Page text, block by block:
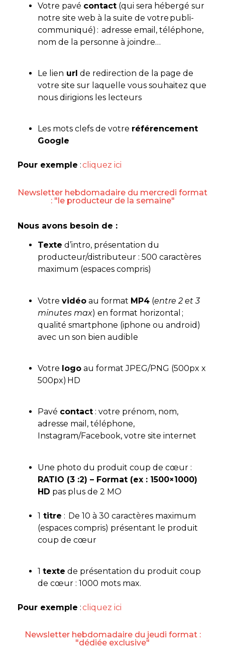
Votre pavé contact (qui sera hébergé sur
notre site web à la suite de votre publi-
communiqué) : adresse email, téléphone,
nom de la personne à joindre…
Le lien url de redirection de la page de
votre site sur laquelle vous souhaitez que
nous dirigions les lecteurs
Les mots clefs de votre référencement
Google
Pour exemple :cliquez ici
Newsletter hebdomadaire du mercredi format
: "le producteur de la semaine"
Nous avons besoin de :
Texte d’intro, présentation du
producteur/distributeur : 500 caractères
maximum (espaces compris)
Votre vidéo au format MP4 (entre 2 et 3
minutes max) en format horizontal ;
qualité smartphone (iphone ou androïd)
avec un son bien audible
Votre logo au format JPEG/PNG (500px x
500px) HD
Pavé contact : votre prénom, nom,
adresse mail, téléphone,
Instagram/Facebook, votre site internet
Une photo du produit coup de cœur :
RATIO (3 :2) – Format (ex : 1500×1000)
HD pas plus de 2 MO
1 titre : De 10 à 30 caractères maximum
(espaces compris) présentant le produit
coup de cœur
1 texte de présentation du produit coup
de cœur : 1000 mots max.
Pour exemple :cliquez ici
Newsletter hebdomadaire du jeudi format :
"dédiée exclusive"